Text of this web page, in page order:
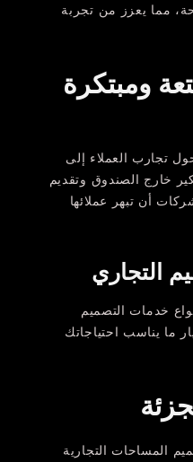
مما يعزز من تجربة
ومبتكرة
تجارب العملاء إلى
خارج الصندوق وتقديم
أن تبهر عملائها
التجاري
خدمات التصميم
ما يناسب احتياجاتك
المساحات التجارية